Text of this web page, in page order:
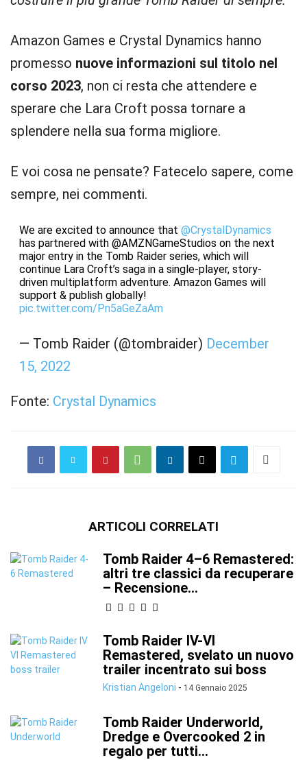
Amazon Games e Crystal Dynamics hanno
promesso nuove informazioni sul titolo nel
corso 2023, non ci resta che attendere e
sperare che Lara Croft possa tornare a
splendere nella sua forma migliore.
E voi cosa ne pensate? Fatecelo sapere, come
sempre, nei commenti.
We are excited to announce that @CrystalDynamics
has partnered with @AMZNGameStudios on the next
major entry in the Tomb Raider series, which will
continue Lara Croft’s saga in a single-player, story-
driven multiplatform adventure. Amazon Games will
support & publish globally!
pic.twitter.com/Pn5aGeZaAm
— Tomb Raider (@tombraider) December
15, 2022
Fonte: Crystal Dynamics
ARTICOLI CORRELATI
Tomb Raider 4–6 Remastered:
altri tre classici da recuperare
– Recensione...
Tomb Raider IV-VI
Remastered, svelato un nuovo
trailer incentrato sui boss
Kristian Angeloni - 14 Gennaio 2025
Tomb Raider Underworld,
Dredge e Overcooked 2 in
regalo per tutti...